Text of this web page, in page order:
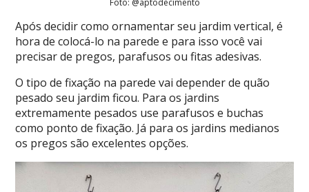
Foto: @aptodecimento
Após decidir como ornamentar seu jardim vertical, é
hora de colocá-lo na parede e para isso você vai
precisar de pregos, parafusos ou fitas adesivas.
O tipo de fixação na parede vai depender de quão
pesado seu jardim ficou. Para os jardins
extremamente pesados use parafusos e buchas
como ponto de fixação. Já para os jardins medianos
os pregos são excelentes opções.